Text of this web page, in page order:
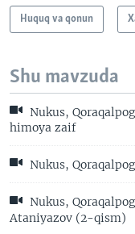
Huquq va qonun
Shu mavzuda
Nukus,
himoya zaif
Nukus,
Nukus,
Ataniyazov (2-qism)